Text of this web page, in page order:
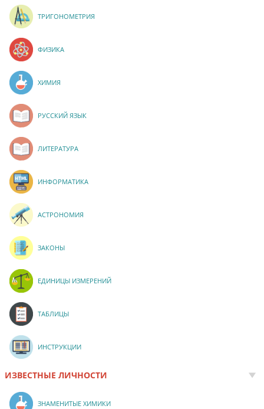
ТРИГОНОМЕТРИЯ
ФИЗИКА
ХИМИЯ
РУССКИЙ ЯЗЫК
ЛИТЕРАТУРА
ИНФОРМАТИКА
АСТРОНОМИЯ
ЗАКОНЫ
ЕДИНИЦЫ ИЗМЕРЕНИЙ
ТАБЛИЦЫ
ИНСТРУКЦИИ
ИЗВЕСТНЫЕ ЛИЧНОСТИ
ЗНАМЕНИТЫЕ ХИМИКИ